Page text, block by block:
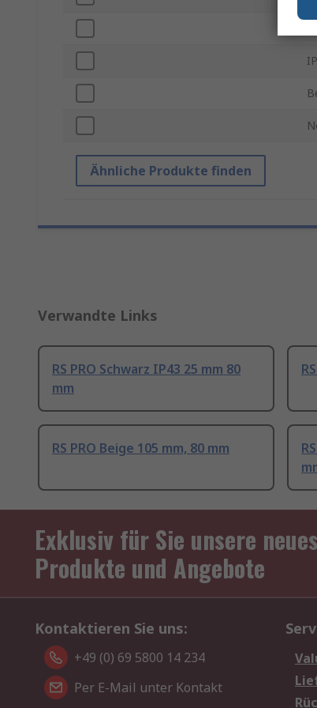
Ähnliche Produkte finden
Verwandte Links
RS PRO Schwarz IP43 25 mm 80
mm
RS PRO Beige 105 mm, 80 mm
Exklusiv für Sie unsere
Produkte und Angebote
Kontaktieren Sie uns:
+49 (0) 69 5800 14 234
Per E-Mail unter Kontakt